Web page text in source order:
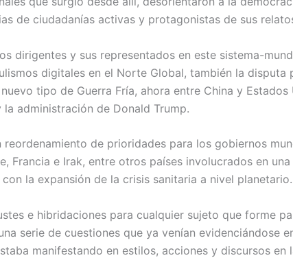
de ciudadanías activas y protagonistas de sus
dirigentes y sus representados en este sistema-
digitales en el Norte Global, también la disputa
tipo de Guerra Fría, ahora entre China y Estados
administración de Donald Trump.
de prioridades para los gobiernos
Francia e Irak, entre otros países involucrados en
la expansión de la crisis sanitaria a nivel planetario.
e hibridaciones para cualquier sujeto que forme
serie de cuestiones que ya venían evidenciándose
manifestando en estilos, acciones y discursos en